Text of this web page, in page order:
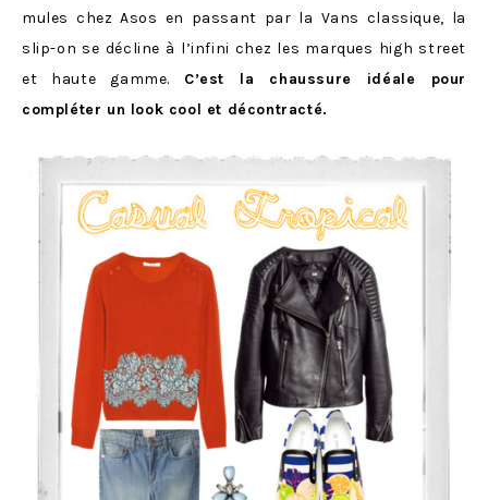
mules chez Asos en passant par la Vans classique, la
slip-on se décline à l’infini chez les marques high street
et haute gamme. C’est la chaussure idéale pour
compléter un look cool et décontracté.